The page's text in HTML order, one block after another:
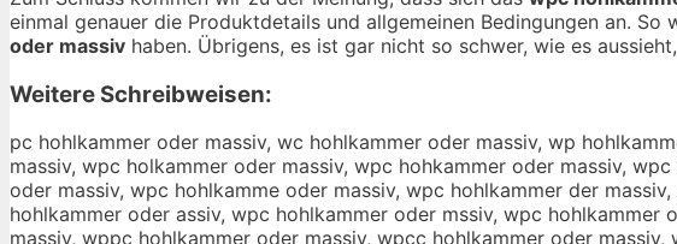
einmal genauer die Produktdetails und allgemeinen Bedingungen an.
oder massiv haben. Übrigens, es ist gar nicht so schwer, wie es
Weitere Schreibweisen:
pc hohlkammer oder massiv, wc hohlkammer oder massiv, wp hohlkammer oder massiv, wpc hohlkammer oder massiv, wpc ohlkammer oder massiv, wpc hhlkammer oder massiv, wpc holkammer oder massiv, wpc hohkammer oder massiv, wpc hohlammer oder massiv, wpc hohlkmmer oder massiv, wpc hohlkamer oder massiv, wpc hohlkammr oder massiv, wpc hohlkamme oder massiv, wpc hohlkammer der massiv, wpc hohlkammer oer massiv, wpc hohlkammer odr massiv, wpc hohlkammer ode massiv, wpc hohlkammer oder assiv, wpc hohlkammer oder mssiv, wpc hohlkammer oder masiv, wpc hohlkammer oder massv, wpc hohlkammer oder massi, wwpc hohlkammer oder massiv, wppc hohlkammer oder massiv, wpcc hohlkammer oder massiv, wpc hhohlkammer oder massiv, wpc hoohlkammer oder massiv, wpc hohhlkammer oder massiv, wpc hohllkammer oder massiv, wpc hohlkkammer oder massiv, wpc hohlkaammer oder massiv, wpc hohlkammmer oder massiv, wpc hohlkammeer oder massiv, wpc hohlkammerr oder massiv, wpc hohlkammer ooder massiv, wpc hohlkammer odder massiv, wpc hohlkammer odeer massiv, wpc hohlkammer oderr massiv, wpc hohlkammer oder mmassiv, wpc hohlkammer oder maassiv, wpc hohlkammer oder masssiv, wpc hohlkammer oder massiiv, wpc hohlkammer oder massivv, pwc hohlkammer oder massiv, wcp hohlkammer oder massiv, wp chohlkammer oder massiv, wpch ohlkammer oder massiv, wpc ohhlkammer oder massiv, wpc hholkammer oder massiv, wpc holhkammer oder massiv, wpc hohklammer oder massiv, wpc hohlakmmer oder massiv, wpc hohlkmamer oder massiv, wpc hohlkamemr oder massiv, wpc hohlkammre oder massiv, wpc hohlkamme roder massiv, wpc hohlkammero der massiv, wpc hohlkammer doer massiv, wpc hohlkammer oedr massiv, wpc hohlkammer odre massiv, wpc hohlkammer ode rmassiv, wpc hohlkammer oderm assiv, wpc hohlkammer oder amssiv, wpc hohlkammer oder msasiv, wpc hohlkammer oder masisv, wpc hohlkammer oder massvi, wpchohlkammer oder massiv, wpc hohlkammeroder massiv, wpc hohlkammer odermassiv, qpc hohlkammer oder massiv, apc hohlkammer oder massiv, spc hohlkammer oder massiv, dpc hohlkammer oder massiv, epc hohlkammer oder massiv, 1pc hohlkammer oder massiv, 2pc hohlkammer oder massiv, woc hohlkammer oder massiv, wlc hohlkammer oder massiv, wöc hohlkammer oder massiv, wüc hohlkammer oder massiv, w0c hohlkammer oder massiv, wßc hohlkammer oder massiv, wp hohlkammer oder massiv, wpx hohlkammer oder massiv, wps hohlkammer oder massiv, wpd hohlkammer oder massiv, wpf hohlkammer oder massiv, wpv hohlkammer oder massiv, wpc bohlkammer oder massiv, wpc gohlkammer oder massiv, wpc tohlkammer oder massiv, wpc yohlkammer oder massiv, wpc uohlkammer oder massiv, wpc johlkammer oder massiv, wpc mohlkammer oder massiv, wpc nohlkammer oder massiv, wpc hihlkammer oder massiv, wpc hkhlkammer oder massiv, wpc hlhlkammer oder massiv, wpc hphlkammer oder massiv, wpc h9hlkammer oder massiv, wpc h0hlkammer oder massiv, wpc hoblkammer oder massiv, wpc hoglkammer oder massiv, wpc hotlkammer oder massiv, wpc hoylkammer oder massiv, wpc houlkammer oder massiv, wpc hojlkammer oder massiv, wpc homlkammer oder massiv, wpc honlkammer oder massiv, wpc hohpkammer oder massiv, wpc hohokammer oder massiv, wpc hohikammer oder massiv, wpc hohkkammer oder massiv, wpc hohmkammer oder massiv, wpc hohluammer oder massiv, wpc hohljammer oder massiv, wpc hohlmammer oder massiv, wpc hohllammer oder massiv, wpc hohloammer oder massiv, wpc hohlkqmmer oder massiv, wpc hohlkwmmer oder massiv, wpc hohlkzmmer oder massiv, wpc hohlkxmmer oder massiv, wpc hohlka mer oder massiv, wpc hohlkanmer oder massiv, wpc hohlkahmer oder massiv, wpc hohlkajmer oder massiv, wpc hohlkakmer oder massiv, wpc hohlkalmer oder massiv, wpc hohlkam er oder massiv, wpc hohlkamner oder massiv, wpc hohlkamher oder massiv, wpc hohlkamjer oder massiv, wpc hohlkamker oder massiv, wpc hohlkamler oder massiv, wpc hohlkammwr oder massiv, wpc hohlkammsr oder massiv, wpc hohlkammdr oder massiv, wpc hohlkammfr oder massiv, wpc hohlkammrr oder massiv, wpc hohlkamm3r oder massiv, wpc hohlkamm4r oder massiv, wpc hohlkammee oder massiv, wpc hohlkammed oder massiv, wpc hohlkammef oder massiv, wpc hohlkammeg oder massiv, wpc hohlkammet oder massiv, wpc